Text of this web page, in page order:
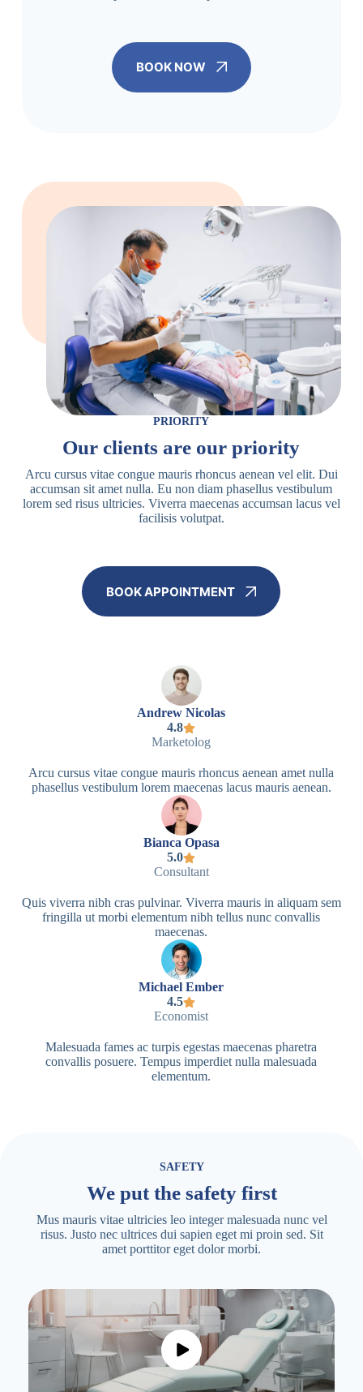
BOOK NOW
PRIORITY
Our clients are our priority
Arcu cursus vitae congue mauris rhoncus aenean vel elit. Dui
accumsan sit amet nulla. Eu non diam phasellus vestibulum
lorem sed risus ultricies. Viverra maecenas accumsan lacus vel
facilisis volutpat.
BOOK APPOINTMENT
Andrew Nicolas
4.8
Marketolog
Arcu cursus vitae congue mauris rhoncus aenean amet nulla
phasellus vestibulum lorem maecenas lacus mauris aenean.
Bianca Opasa
5.0
Consultant
Quis viverra nibh cras pulvinar. Viverra mauris in aliquam sem
fringilla ut morbi elementum nibh tellus nunc convallis
maecenas.
Michael Ember
4.5
Economist
Malesuada fames ac turpis egestas maecenas pharetra
convallis posuere. Tempus imperdiet nulla malesuada
elementum.
SAFETY
We put the safety first
Mus mauris vitae ultricies leo integer malesuada nunc vel
risus. Justo nec ultrices dui sapien eget mi proin sed. Sit
amet porttitor eget dolor morbi.